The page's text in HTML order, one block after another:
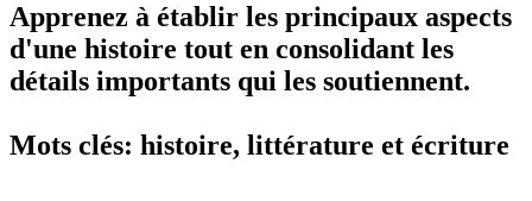
Apprenez à établir les principaux aspects
d'une histoire tout en consolidant les
détails importants qui les soutiennent.
Mots clés: histoire, littérature et écriture